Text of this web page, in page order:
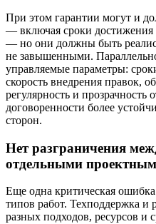
При этом гарантии могут и
— включая сроки достижения
— но они должны быть
не завышенными.
управляемые параметры:
скорость внедрения правок,
регулярность и прозрачность
договоренности более
сторон.
Нет разграничения
отдельными
Еще одна критическая
типов работ. Техподдержка и
разных подходов, ресурсов и